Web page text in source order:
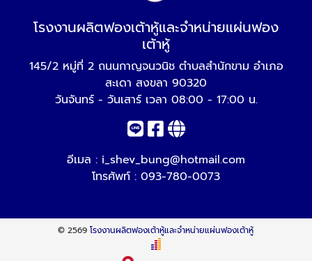
โรงงานผลิตฟองเต้าหู้และจำหน่ายแผ่นฟอง
เต้าหู้
145/2 หมู่ที่ 2 ถนนกาญจนวนิช ตำบลสำนักขาม อำเภอ
สะเดา สงขลา 90320
วันจันทร์ - วันเสาร์ เวลา 08:00 - 17:00 น.
อีเมล : i_shev_bung@hotmail.com
โทรศัพท์ : 093-780-0073
© 2569โรงงานผลิตฟองเต้าหู้และจำหน่ายแผ่นฟองเต้าหู้